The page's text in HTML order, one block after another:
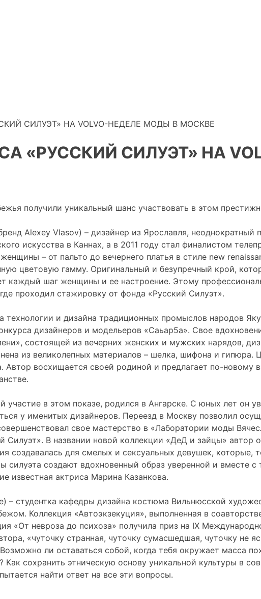
СИЛУЭТ» НА VOLVO-НЕДЕЛЕ МОДЫ В МОСКВЕ
«РУССКИЙ СИЛУЭТ» НА
получили уникальный шанс участвовать в этом
Alexey Vlasov) – дизайнер из Ярославля, неоднократный
искусства в Каннах, а в 2011 году стал финалистом
– от пальто до вечернего платья в стиле new
цветовую гамму. Оригинальный и безупречный крой,
каждый шаг женщины и ее настроение. Этому
проходил стажировку от фонда «Русский Силуэт».
и дизайна традиционных промыслов народов
дизайнеров и модельеров «Саьар5а». Свое
состоящей из вечерних женских и мужских нарядов,
из великолепных материалов – шелка, шифона и
восхищается своей родиной и предлагает по-новому
в этом показе, родился в Ангарске. С юных лет он
у именитых дизайнеров. Переезд в Москву позволил
свое мастерство в «Лаборатории моды
Силуэт». В названии новой коллекции «ДеД и зайцы»
создавалась для смелых и сексуальных девушек, которые,
создают вдохновенный образ уверенной и вместе
известная актриса Марина Казанкова.
– студентка кафедры дизайна костюма Вильнюсской
Коллекция «Автоэкзекуция», выполненная в
«От невроза до психоза» получила приз на IX
«чуточку странная, чуточку сумасшедшая, чуточку не
ли оставаться собой, когда тебя окружает масса
сохранить этническую основу уникальной культуры в
найти ответ на все эти вопросы.